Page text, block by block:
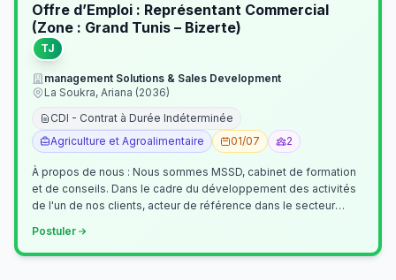
Offre d’Emploi : Représentant Commercial
(Zone : Grand Tunis – Bizerte)
TJ
management Solutions & Sales Development
La Soukra, Ariana (2036)
CDI - Contrat à Durée Indéterminée
Agriculture et Agroalimentaire
01/07 2
À propos de nous : Nous sommes MSSD, cabinet de formation
et de conseils. Dans le cadre du développement des activités
de l'un de nos clients, acteur de référence dans le secteur
Postuler